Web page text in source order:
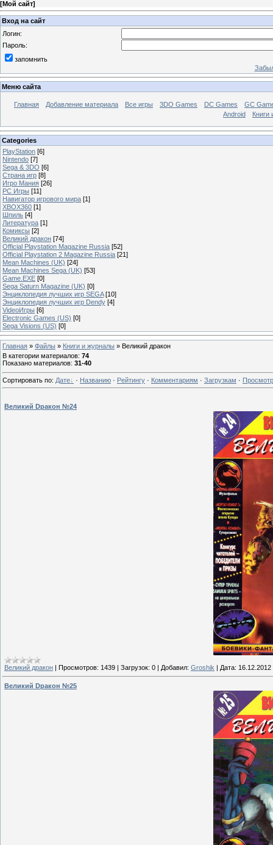
[Мой сайт]
Вход на сайт
Логин:
Пароль:
запомнить
Меню сайта
Главная Добавление материала Все игры 3DO Games DC Games
GC
Android
Книги
Categories
PlayStation [6]
Nintendo [7]
Sega & 3DO [6]
Страна игр [8]
Игро Мания [26]
PC Игры [11]
Навигатор игрового мира [1]
XBOX360 [1]
Шпиль [4]
Литература [1]
Комиксы [2]
Великий дракон [74]
Official Playstation Magazine Russia [52]
Official Playstation 2 Magazine Russia [21]
Mean Machines (UK) [24]
Mean Machines Sega (UK) [53]
Game.EXE [0]
Sega Saturn Magazine (UK) [0]
Энциклопедия лучших игр SEGA [10]
Энциклопедия лучших игр Dendy [4]
VideoИгры [6]
Electronic Games (US) [0]
Sega Visions (US) [0]
Главная » Файлы » Книги и журналы » Великий дракон
В категории материалов: 74
Показано материалов: 31-40
Сортировать по: Дате · Названию · Рейтингу · Комментариям · Загрузкам ·
Великий Dракон №24
Великий дракон | Просмотров: 1439 | Загрузок: 0 | Добавил: Groshik | Дата: 16.12.2012
Великий Dракон №25